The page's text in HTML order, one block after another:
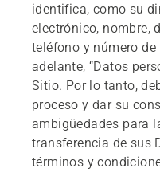
identifica, como su
electrónico, nombre,
teléfono y número
adelante, “Datos
Sitio. Por lo tanto,
proceso y dar su
ambigüedades para
transferencia de sus
términos y